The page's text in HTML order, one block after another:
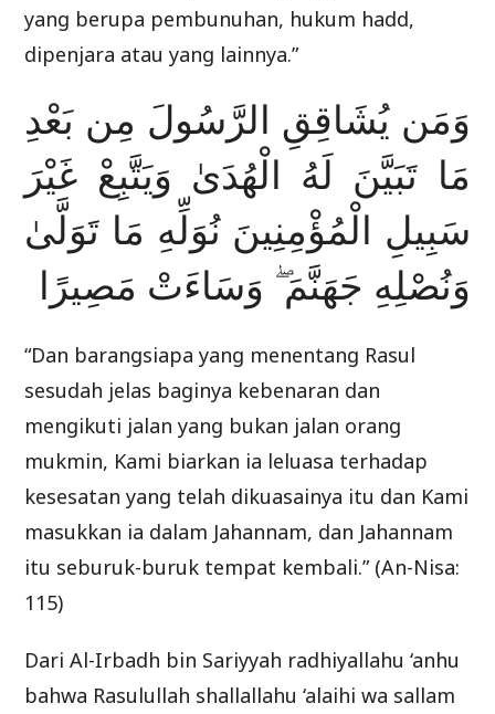
yang berupa pembunuhan, hukum hadd,
dipenjara atau yang lainnya.”
وَمَن يُشَاقِقِ الرَّسُولَ مِن بَعْدِ
مَا تَبَيَّنَ لَهُ الْهُدَىٰ وَيَتَّبِعْ غَيْرَ
سَبِيلِ الْمُؤْمِنِينَ نُوَلِّهِ مَا تَوَلَّىٰ
وَنُصْلِهِ جَهَنَّمَ ۖ وَسَاءَتْ مَصِيرًا
“Dan barangsiapa yang menentang Rasul
sesudah jelas baginya kebenaran dan
mengikuti jalan yang bukan jalan orang
mukmin, Kami biarkan ia leluasa terhadap
kesesatan yang telah dikuasainya itu dan Kami
masukkan ia dalam Jahannam, dan Jahannam
itu seburuk-buruk tempat kembali.” (An-Nisa:
115)
Dari Al-Irbadh bin Sariyyah radhiyallahu ‘anhu
bahwa Rasulullah shallallahu ‘alaihi wa sallam